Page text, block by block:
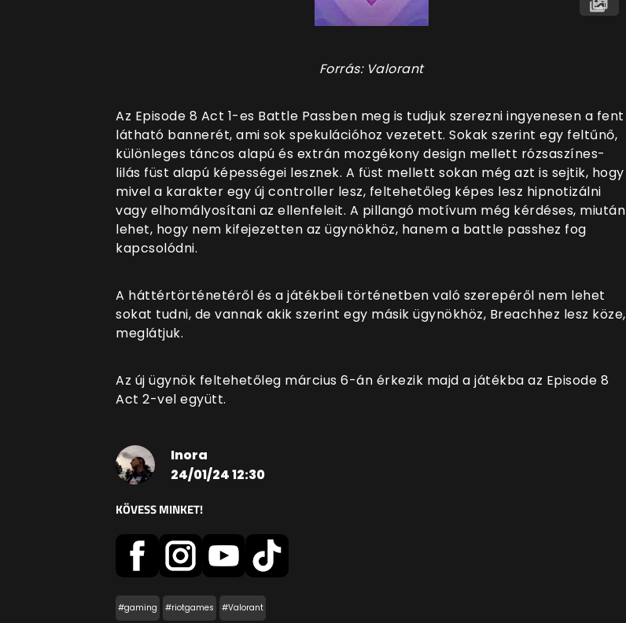
Forrás: Valorant
Az Episode 8 Act 1-es Battle Passben meg is tudjuk szerezni ingyenesen a fent
látható bannerét, ami sok spekulációhoz vezetett. Sokak szerint egy feltűnő,
különleges táncos alapú és extrán mozgékony design mellett rózsaszínes-
lilás füst alapú képességei lesznek. A füst mellett sokan még azt is sejtik, hogy
mivel a karakter egy új controller lesz, feltehetőleg képes lesz hipnotizálni
vagy elhomályosítani az ellenfeleit. A pillangó motívum még kérdéses, miután
lehet, hogy nem kifejezetten az ügynökhöz, hanem a battle passhez fog
kapcsolódni.
A háttértörténetéről és a játékbeli történetben való szerepéről nem lehet
sokat tudni, de vannak akik szerint egy másik ügynökhöz, Breachhez lesz köze,
meglátjuk.
Az új ügynök feltehetőleg március 6-án érkezik majd a játékba az Episode 8
Act 2-vel együtt.
Inora
24/01/24 12:30
KÖVESS MINKET!
#gaming #riotgames #Valorant